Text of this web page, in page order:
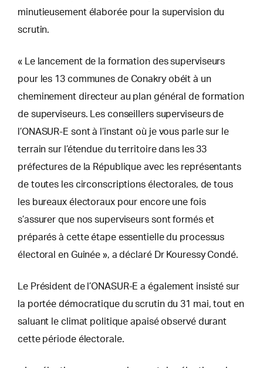
minutieusement élaborée pour la supervision du
scrutin.
« Le lancement de la formation des superviseurs
pour les 13 communes de Conakry obéit à un
cheminement directeur au plan général de formation
de superviseurs. Les conseillers superviseurs de
l’ONASUR-E sont à l’instant où je vous parle sur le
terrain sur l’étendue du territoire dans les 33
préfectures de la République avec les représentants
de toutes les circonscriptions électorales, de tous
les bureaux électoraux pour encore une fois
s’assurer que nos superviseurs sont formés et
préparés à cette étape essentielle du processus
électoral en Guinée », a déclaré Dr Kouressy Condé.
Le Président de l’ONASUR-E a également insisté sur
la portée démocratique du scrutin du 31 mai, tout en
saluant le climat politique apaisé observé durant
cette période électorale.